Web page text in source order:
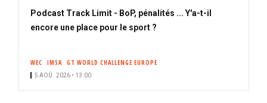
Podcast Track Limit - BoP, pénalités ... Y'a-t-il
encore une place pour le sport ?
WEC IMSA GT WORLD CHALLENGE EUROPE
5 AOÛ. 2026 • 13:00